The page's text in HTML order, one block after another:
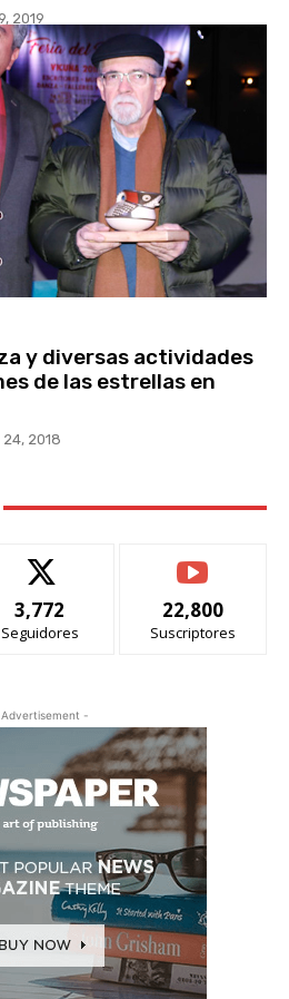
2019
y diversas actividades
de las estrellas en
2018
3,772
Seguidores
22,800
Suscriptores
-